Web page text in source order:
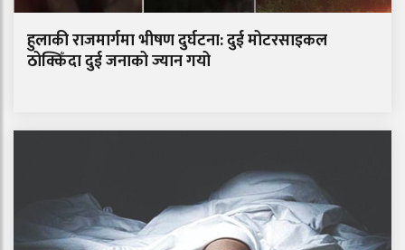
हुलाकी राजमार्गमा भीषण दुर्घटना: दुई मोटरसाइकल
ठोक्किँदा दुई जनाको ज्यान गयो